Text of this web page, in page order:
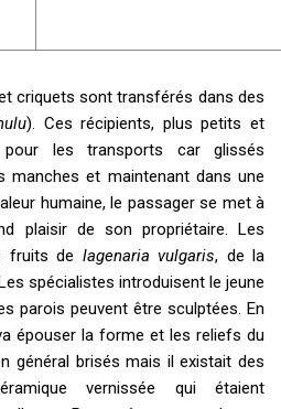
criquets sont transférés dans des
). Ces récipients, plus petits et
les transports car glissés
manches et maintenant dans une
humaine, le passager se met à
plaisir de son propriétaire. Les
fruits de lagenaria vulgaris, de la
spécialistes introduisent le jeune
parois peuvent être sculptées. En
épouser la forme et les reliefs du
général brisés mais il existait des
vernissée qui étaient